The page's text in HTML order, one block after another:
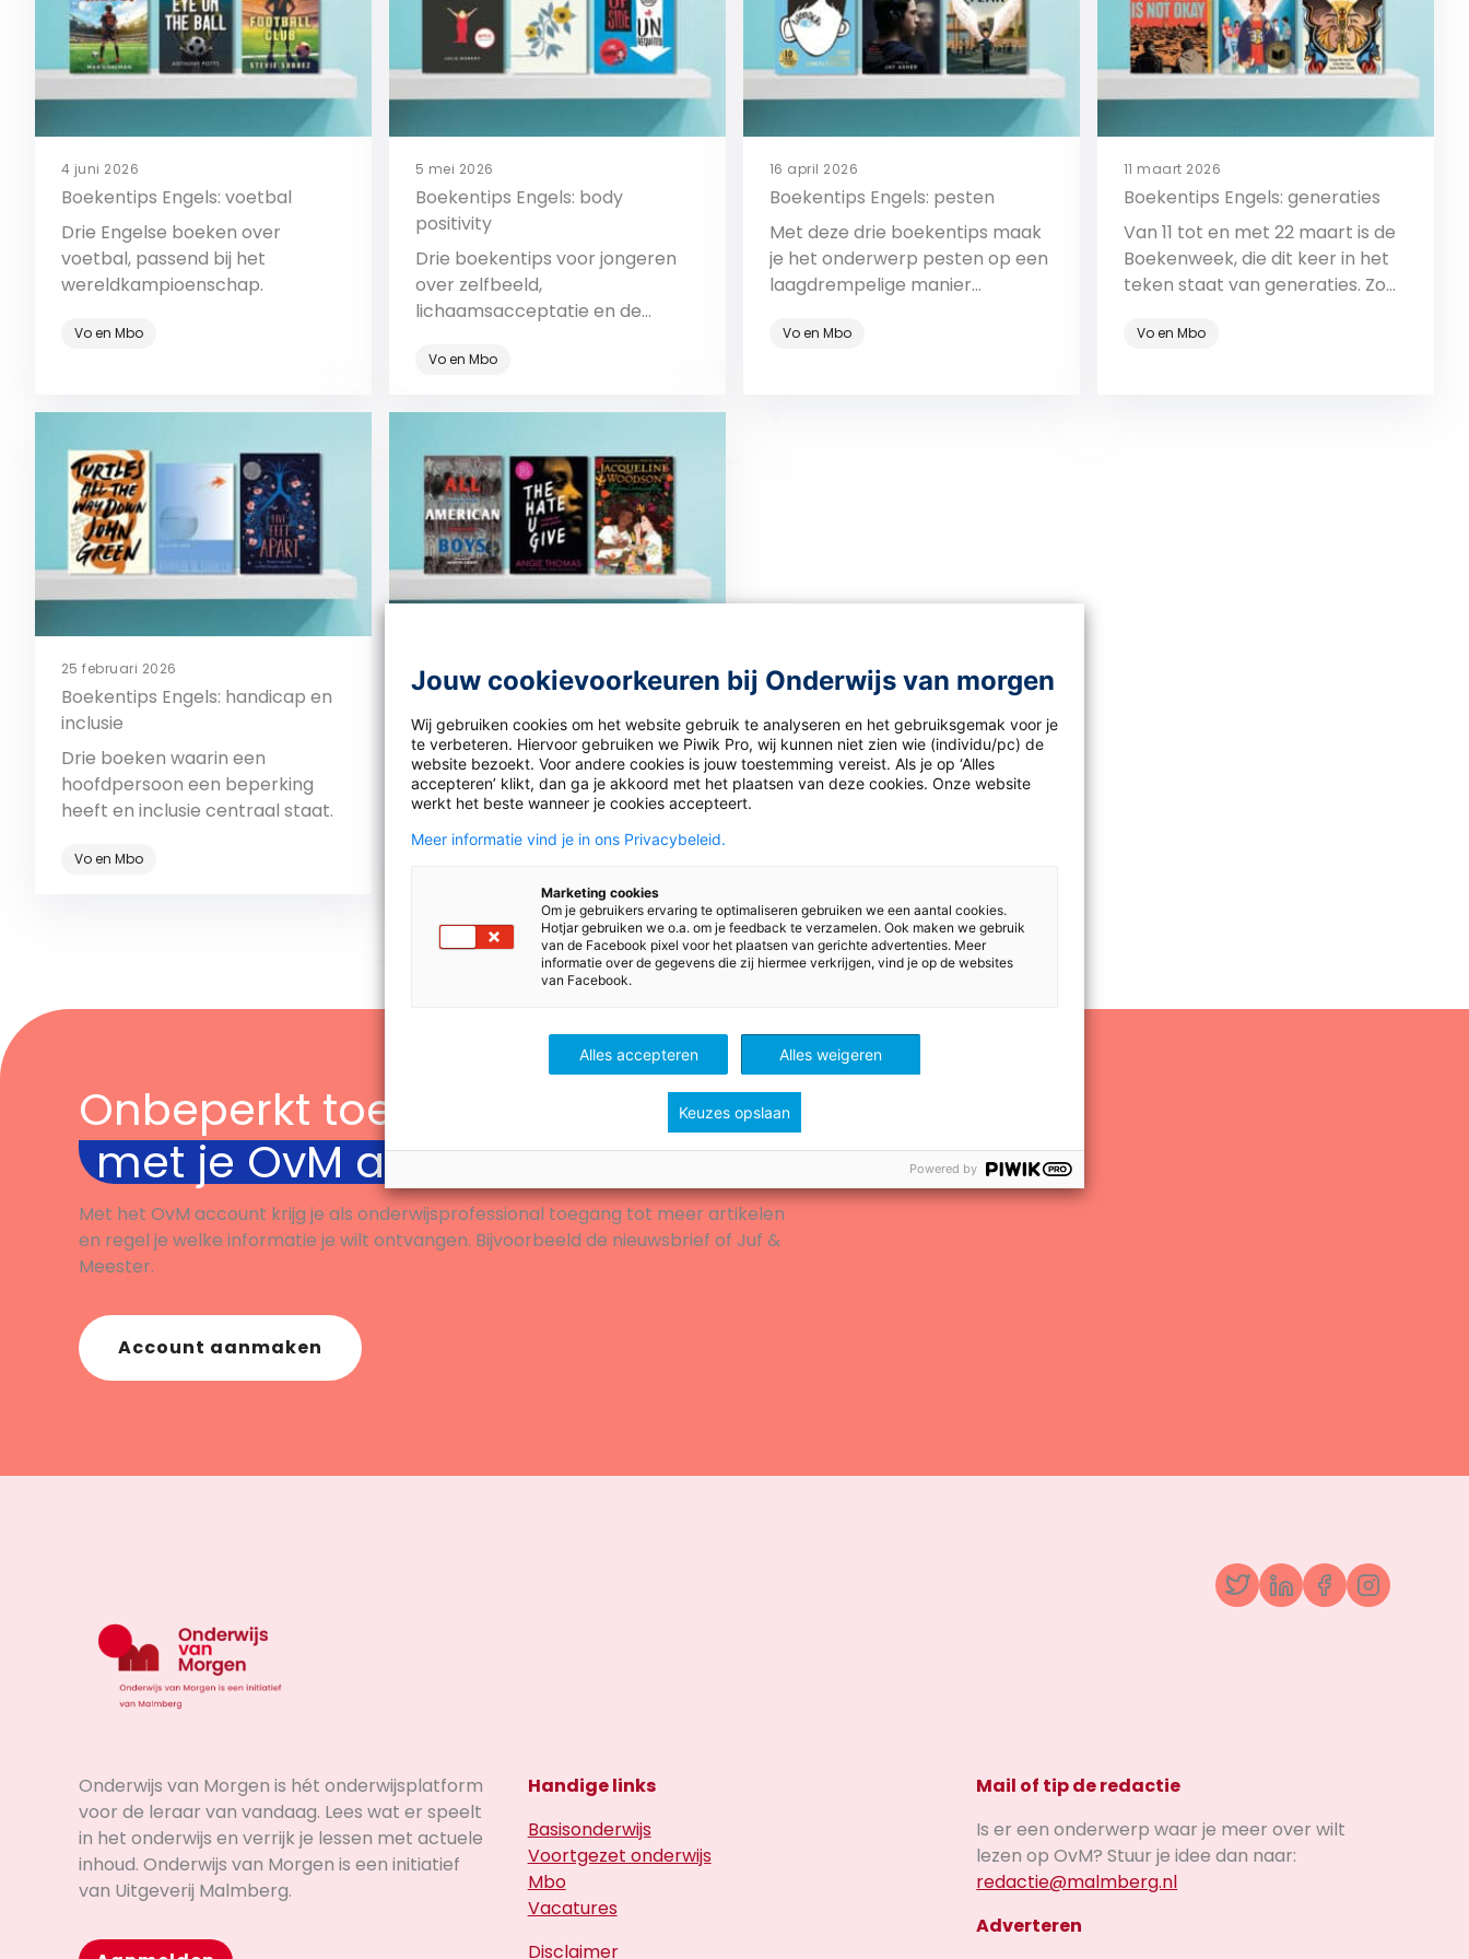
4 juni 2026
Boekentips Engels: voetbal
Drie Engelse boeken over
voetbal, passend bij het
wereldkampioenschap.
Vo en Mbo
5 mei 2026
Boekentips Engels: body
positivity
Drie boekentips voor jongeren
over zelfbeeld,
lichaamsacceptatie en de
Vo en Mbo
16 april 2026
Boekentips Engels: pesten
Met deze drie boekentips maak
je het onderwerp pesten op een
laagdrempelige manier
Vo en Mbo
11 maart 2026
Boekentips Engels: generaties
Van 11 tot en met 22 maart is de
Boekenweek, die dit keer in het
teken staat van generaties. Zo
Vo en Mbo
25 februari 2026
Boekentips Engels: handicap en
inclusie
Drie boeken waarin een
hoofdpersoon een beperking
heeft en inclusie centraal staat.
Vo en Mbo
19 januari 2026
Boekentips Engels: discriminatie
en racisme
Ook dit jaar staan we stil bij
Martin Luther King day, want een
wereld zonder discriminatie en
racisme is er helaas nog steeds
Bekijk
Onbeperkt toegang
met je OvM account
Met het OvM account krijg je als onderwijsprofessional toegang tot meer artikelen
en regel je welke informatie je wilt ontvangen. Bijvoorbeeld de nieuwsbrief of Juf &
Meester.
Account aanmaken
TwitterLinkedInFacebook
Onderwijs van Morgen is hét onderwijsplatform
voor de leraar van vandaag. Lees wat er speelt
in het onderwijs en verrijk je lessen met actuele
inhoud. Onderwijs van Morgen is een initiatief
van Uitgeverij Malmberg.
Handige links
Basisonderwijs
Voortgezet onderwijs
Mbo
Vacatures
Disclaimer
Mail of tip de redactie
Is er een onderwerp waar je meer over wilt
lezen op OvM? Stuur je idee dan naar:
redactie@malmberg.nl
Adverteren
Jouw cookievoorkeuren bij Onderwijs van morgen
Wij gebruiken cookies om het website gebruik te analyseren en het gebruiksgemak voor je
te verbeteren. Hiervoor gebruiken we Piwik Pro, wij kunnen niet zien wie (individu/pc) de
website bezoekt. Voor andere cookies is jouw toestemming vereist. Als je op ‘Alles
accepteren’ klikt, dan ga je akkoord met het plaatsen van deze cookies. Onze website
werkt het beste wanneer je cookies accepteert.
Meer informatie vind je in ons Privacybeleid.
Marketing cookies
Om je gebruikers ervaring te optimaliseren gebruiken we een aantal cookies.
Hotjar gebruiken we o.a. om je feedback te verzamelen. Ook maken we gebruik
van de Facebook pixel voor het plaatsen van gerichte advertenties. Meer
informatie over de gegevens die zij hiermee verkrijgen, vind je op de websites
van Facebook.
Alles accepteren Alles weigeren
Keuzes opslaan
Powered by